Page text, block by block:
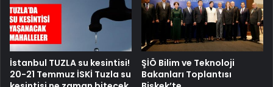
İstanbul TUZLA su kesintisi!
20-21 Temmuz İSKİ Tuzla su
ŞİÖ Bilim ve Teknoloji
Bakanları Toplantısı